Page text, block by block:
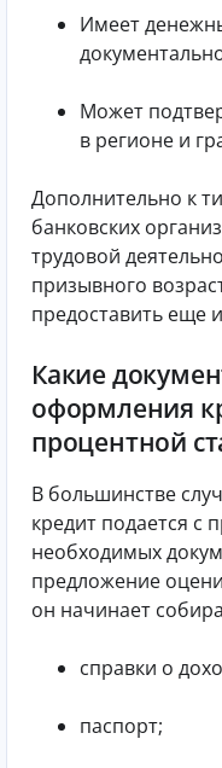
Имеет
Может
в регионе и
Дополнительно к
банковских
трудовой
призывного
предоставить еще
Какие
оформления
процентной
В большинстве
кредит подается с
необходимых
предложение
он начинает
справки о
паспорт;